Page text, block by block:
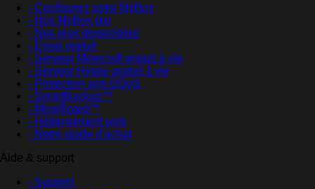
- Configurez votre MyBox
- Nos MyBox pro
- Nos jeux disponibles
- Essai gratuit
- Serveur Minecraft gratuit à vie
- Serveur Hytale gratuit à vie
- Protection anti-DDoS
- SmartBackup™
- MineBoard™
- Hébergement web
- Notre guide d'achat
Aide & support
- Support